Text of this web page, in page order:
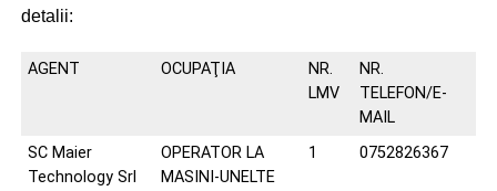
detalii:
AGENT OCUPAŢIA
NR.
LMV
NR.
TELEFON/E-
MAIL
SC Maier
Technology Srl
OPERATOR LA
MASINI-UNELTE
1 0752826367